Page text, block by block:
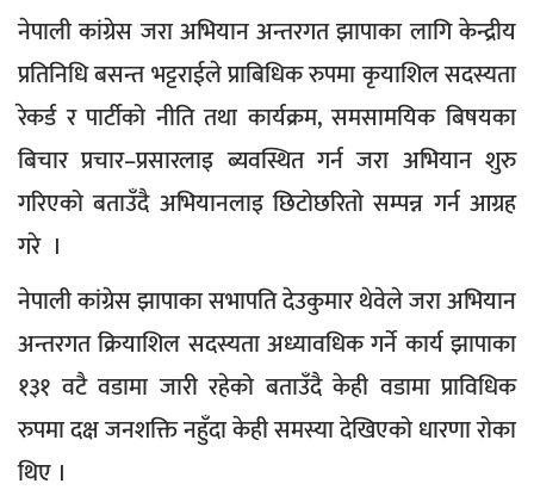
नेपाली कांग्रेस जरा अभियान अन्तरगत झापाका लागि केन्द्रीय
प्रतिनिधि बसन्त भट्टराईले प्राबिधिक रुपमा कृयाशिल सदस्यता
रेकर्ड र पार्टीको नीति तथा कार्यक्रम, समसामयिक बिषयका
बिचार प्रचार–प्रसारलाइ ब्यवस्थित गर्न जरा अभियान शुरु
गरिएको बताउँदै अभियानलाइ छिटोछरितो सम्पन्न गर्न आग्रह
गरे ।
नेपाली कांग्रेस झापाका सभापति देउकुमार थेवेले जरा अभियान
अन्तरगत क्रियाशिल सदस्यता अध्यावधिक गर्ने कार्य झापाका
१३१ वटै वडामा जारी रहेको बताउँदै केही वडामा प्राविधिक
रुपमा दक्ष जनशक्ति नहुँदा केही समस्या देखिएको धारणा रोका
थिए ।